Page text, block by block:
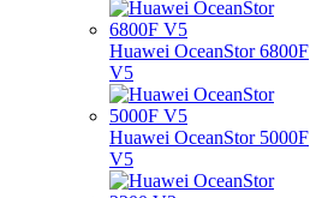
Huawei OceanStor 6800F
V5
Huawei OceanStor 5000F
V5